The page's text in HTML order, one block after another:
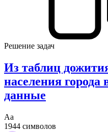
Решение задач
Из таблиц
населения
данные
Аа
1944 символов